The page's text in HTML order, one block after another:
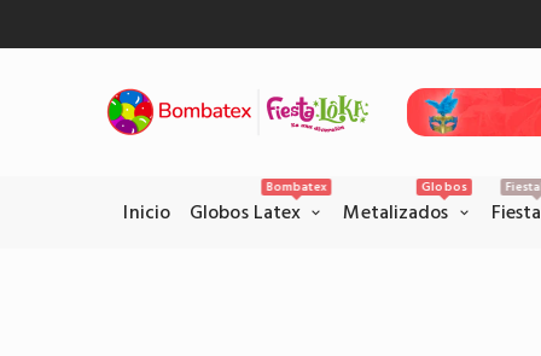
Inicio
Inicio Globos Latex
Bombatex
Metalizados
Globos
Fiesta